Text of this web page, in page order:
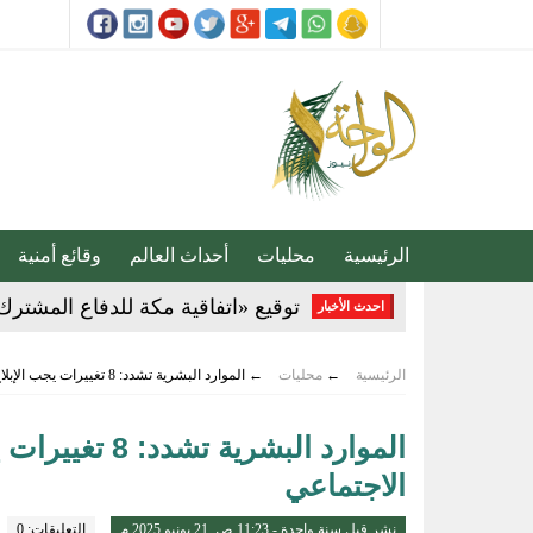
الرئيسية محليات أحداث العالم وقائع أمنية
احدث الأخبار توقيع «اتفاقية مكة للدفاع
المركز الإعلامي بنادي الفتح ..
تحذير عاجل من «الغذاء والدواء»
الرئيسية ← محليات ← الموارد البشرية تشدد: 8 تغييرات يجب الإبلاغ عنها لتفادي توقف دعم الضمان الاجتماعي
الموارد
الاجتماعي
نشر قبل سنة واحدة - 11:23 ص, 21 يونيو 2025 م التعليقات: 0